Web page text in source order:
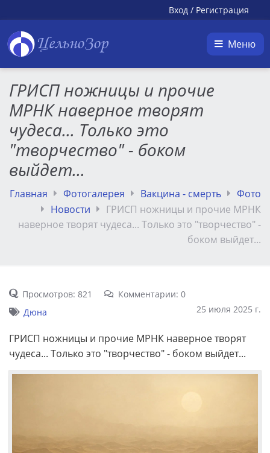
Вход / Регистрация
ЦельноЗор Меню
ГРИСП ножницы и прочие
МРНК наверное творят
чудеса... Только это
"творчество" - боком
выйдет...
Главная Фотогалерея Вакцина - смерть
Фото
Новости
ГРИСП ножницы и прочие МРНК
наверное творят чудеса... Только это "творчество" -
боком выйдет...
Просмотров: 821
Комментарии: 0
25 июля 2025 г.
Дюна
ГРИСП ножницы и прочие МРНК наверное творят
чудеса... Только это "творчество" - боком выйдет...